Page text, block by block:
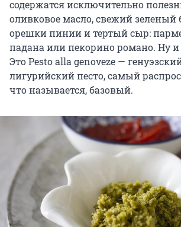
содержатся исключительно
оливковое масло, свежий зеленый
орешки пинии и тертый сыр:
падана или пекорино романо. Ну и
Это Pesto alla genoveze —
лигурийский песто, самый
что называется, базовый.